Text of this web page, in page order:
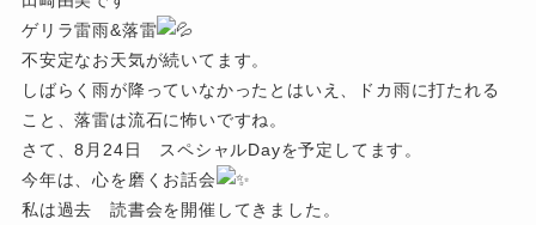
ゲリラ雷雨&落雷
不安定なお天気が続いてます。
しばらく雨が降っていなかったとはいえ、ドカ雨に打たれる
こと、落雷は流石に怖いですね。
さて、8月24日 スペシャルDayを予定してます。
今年は、心を磨くお話会
私は過去 読書会を開催してきました。